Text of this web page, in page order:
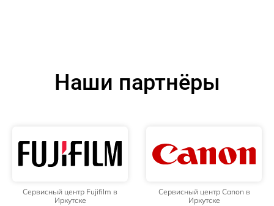
Наши партнёры
Сервисный центр Fujifilm в
Иркутске
Сервисный центр Canon в
Иркутске